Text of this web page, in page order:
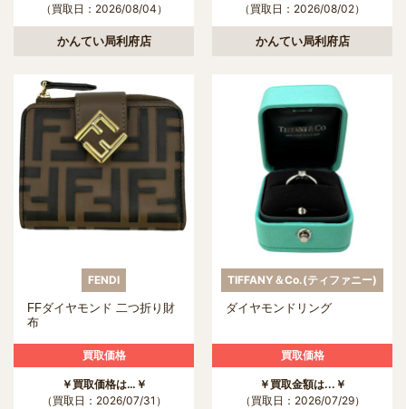
（買取日：2026/08/04）
かんてい局利府店
（買取日：2026/08/02）
かんてい局利府店
FENDI
FFダイヤモンド 二つ折り財
布
買取価格
￥買取価格は…￥
（買取日：2026/07/31）
TIFFANY＆Co.(ティファニー)
ダイヤモンドリング
買取価格
￥買取金額は...￥
（買取日：2026/07/29）